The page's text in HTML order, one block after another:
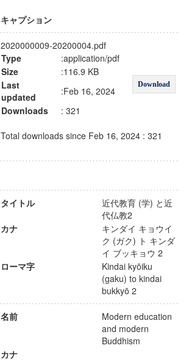
キャプション
2020000009-20200004.pdf
Type
:application/pdf
Download
Size
:116.9 KB
Last
updated
:Feb 16, 2024
Downloads
: 321
Total downloads since Feb 16, 2024 : 321
タイトル
近代教育 (学) と近
代仏教2
カナ
キンダイ キョウイ
ク (ガク) ト キンダ
イ ブッキョウ 2
ローマ字
Kindai kyōiku
(gaku) to kindai
bukkyō 2
名前
Modern education
and modern
Buddhism
カナ